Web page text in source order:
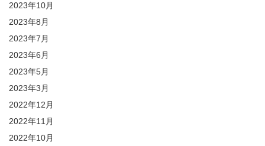
2023年10月
2023年8月
2023年7月
2023年6月
2023年5月
2023年3月
2022年12月
2022年11月
2022年10月